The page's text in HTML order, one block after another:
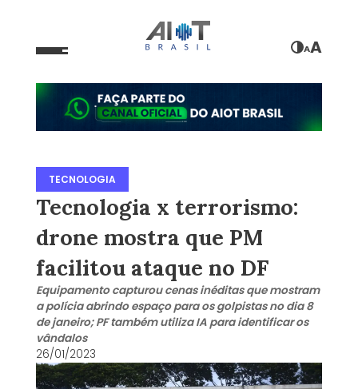
AA
TECNOLOGIA
Tecnologia x terrorismo:
drone mostra que PM
facilitou ataque no DF
Equipamento capturou cenas inéditas que mostram
a polícia abrindo espaço para os golpistas no dia 8
de janeiro; PF também utiliza IA para identificar os
vândalos
26/01/2023